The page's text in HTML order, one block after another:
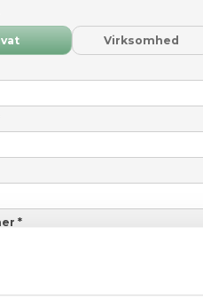
Virksomhed
*